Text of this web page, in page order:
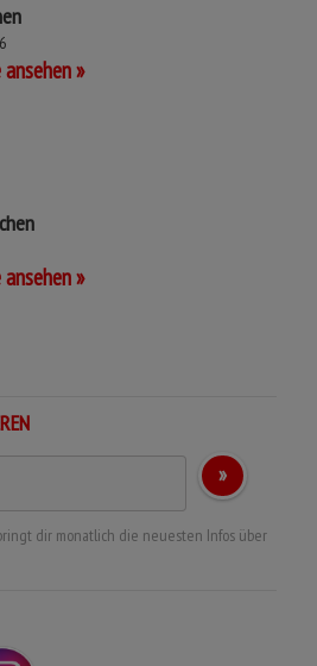
dir monatlich die neuesten Infos über